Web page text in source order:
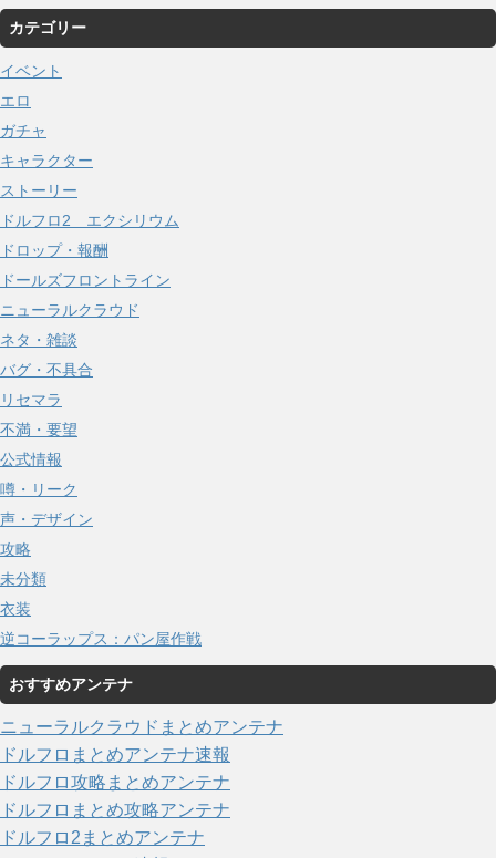
ー
カ
イ
ブ
カテゴリー
イベント
エロ
ガチャ
キャラクター
ストーリー
ドルフロ2 エクシリウム
ドロップ・報酬
ドールズフロントライン
ニューラルクラウド
ネタ・雑談
バグ・不具合
リセマラ
不満・要望
公式情報
噂・リーク
声・デザイン
攻略
未分類
衣装
逆コーラップス：パン屋作戦
おすすめアンテナ
ニューラルクラウドまとめアンテナ
ドルフロまとめアンテナ速報
ドルフロ攻略まとめアンテナ
ドルフロまとめ攻略アンテナ
ドルフロ2まとめアンテナ